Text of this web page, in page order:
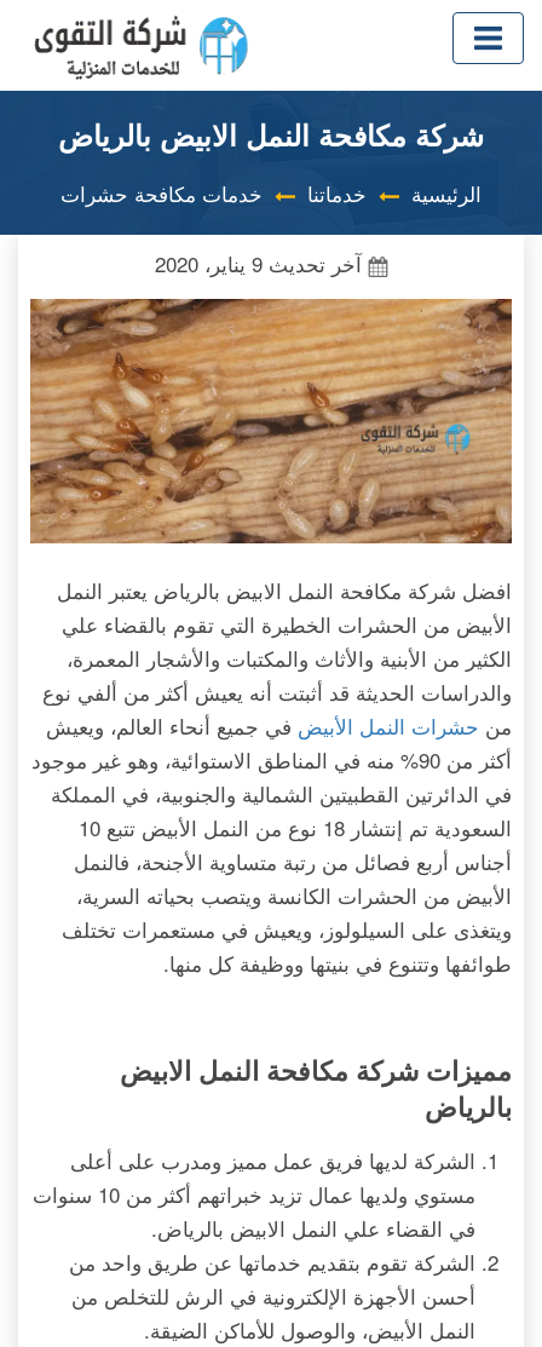
شركة مكافحة النمل الابيض بالرياض
الرئيسية خدماتنا خدمات مكافحة حشرات
آخر تحديث9 يناير، 2020
افضل شركة مكافحة النمل الابيض بالرياض يعتبر النمل
الأبيض من الحشرات الخطيرة التي تقوم بالقضاء علي
الكثير من الأبنية والأثاث والمكتبات والأشجار المعمرة،
والدراسات الحديثة قد أثبتت أنه يعيش أكثر من ألفي نوع
من حشرات النمل الأبيض في جميع أنحاء العالم، ويعيش
أكثر من 90% منه في المناطق الاستوائية، وهو غير موجود
في الدائرتين القطبيتين الشمالية والجنوبية، في المملكة
السعودية تم إنتشار 18 نوع من النمل الأبيض تتبع 10
أجناس أربع فصائل من رتبة متساوية الأجنحة، فالنمل
الأبيض من الحشرات الكانسة ويتصب بحياته السرية،
ويتغذى على السيلولوز، ويعيش في مستعمرات تختلف
طوائفها وتتنوع في بنيتها ووظيفة كل منها.
مميزات شركة مكافحة النمل الابيض
بالرياض
الشركة لديها فريق عمل مميز ومدرب على أعلى
مستوي ولديها عمال تزيد خبراتهم أكثر من 10 سنوات
في القضاء علي النمل الابيض بالرياض.
الشركة تقوم بتقديم خدماتها عن طريق واحد من
أحسن الأجهزة الإلكترونية في الرش للتخلص من
النمل الأبيض، والوصول للأماكن الضيقة.